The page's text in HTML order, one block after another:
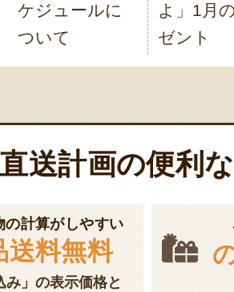
ケジュールに
ついて
よ」1月
ゼント
送計画の便利
の計算がしやすい
送料無料
み」の表示価格と